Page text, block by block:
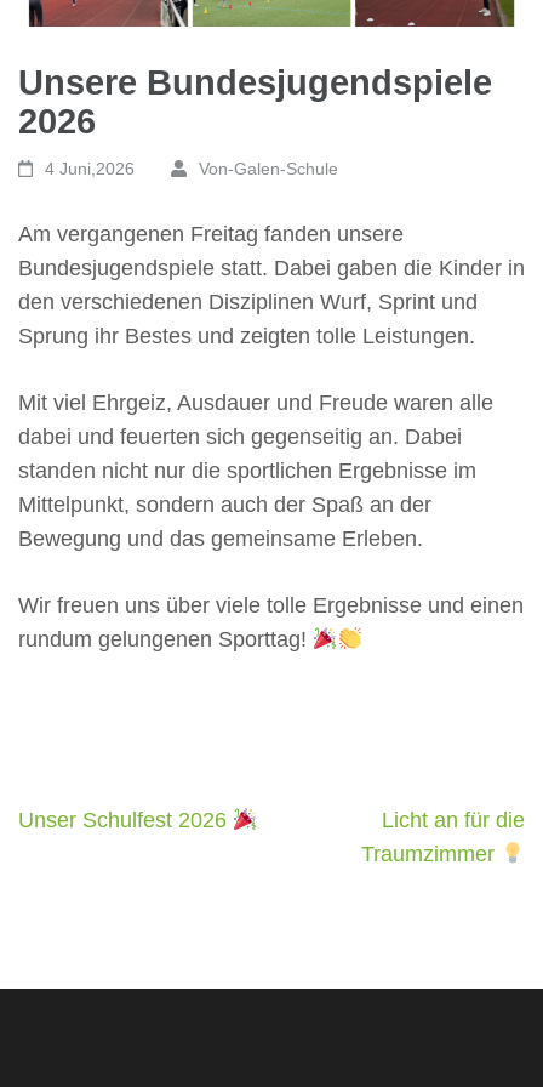
Unsere Bundesjugendspiele
2026
4 Juni,2026 Von-Galen-Schule
Am vergangenen Freitag fanden unsere
Bundesjugendspiele statt. Dabei gaben die Kinder in
den verschiedenen Disziplinen Wurf, Sprint und
Sprung ihr Bestes und zeigten tolle Leistungen.
Mit viel Ehrgeiz, Ausdauer und Freude waren alle
dabei und feuerten sich gegenseitig an. Dabei
standen nicht nur die sportlichen Ergebnisse im
Mittelpunkt, sondern auch der Spaß an der
Bewegung und das gemeinsame Erleben.
Wir freuen uns über viele tolle Ergebnisse und einen
rundum gelungenen Sporttag!
Beitragsnavigation
Unser Schulfest 2026
Licht an für die
Traumzimmer